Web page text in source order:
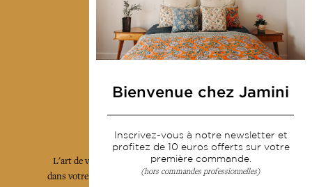
CGV
Devenir revendeur
Notre communauté
L'art de vivre JAMINI raconté avec poésie et élégance
dans votre boîte mail. Inscrivez vous à notre newsletter
Bienvenue chez Jamini
Inscrivez-vous à notre newsletter et
profitez de 10 euros offerts sur votre
première commande.
(hors commandes professionnelles)